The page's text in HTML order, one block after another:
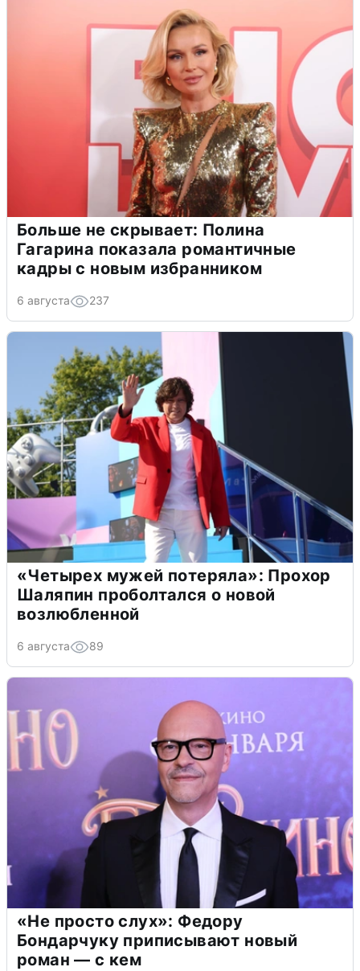
Больше не скрывает: Полина
Гагарина показала романтичные
кадры с новым избранником
6 августа 237
«Четырех мужей потеряла»: Прохор
Шаляпин проболтался о новой
возлюбленной
6 августа 89
«Не просто слух»: Федору
Бондарчуку приписывают новый
роман — с кем